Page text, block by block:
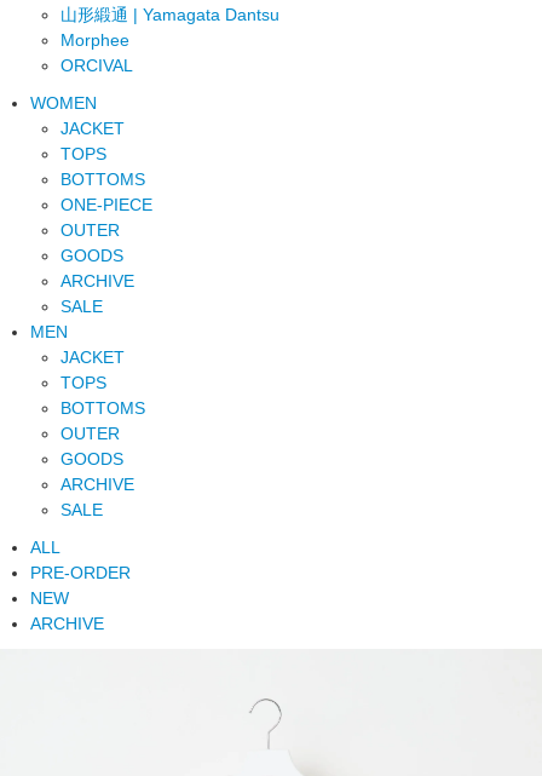
山形緞通 | Yamagata Dantsu
Morphee
ORCIVAL
WOMEN
JACKET
TOPS
BOTTOMS
ONE-PIECE
OUTER
GOODS
ARCHIVE
SALE
MEN
JACKET
TOPS
BOTTOMS
OUTER
GOODS
ARCHIVE
SALE
ALL
PRE-ORDER
NEW
ARCHIVE